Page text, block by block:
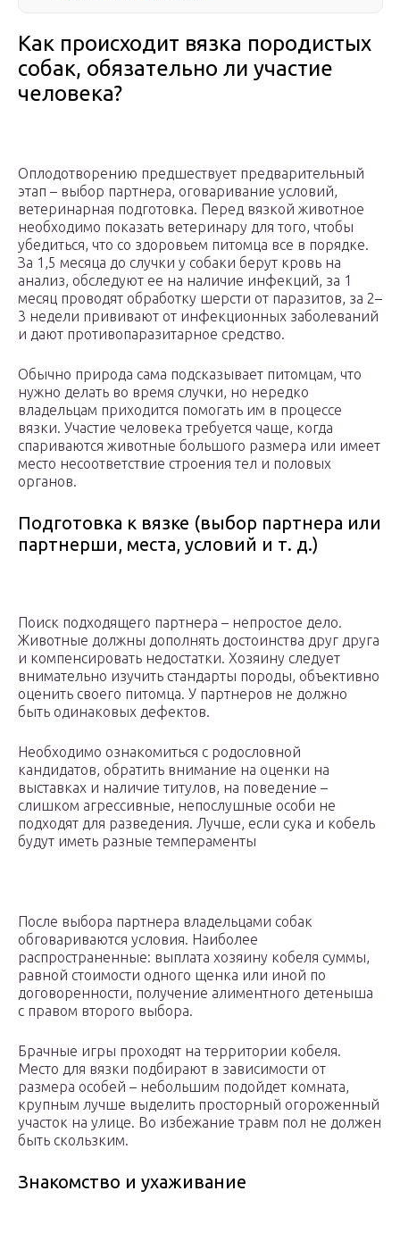
Как происходит вязка породистых
собак, обязательно ли участие
человека?
Оплодотворению предшествует предварительный
этап – выбор партнера, оговаривание условий,
ветеринарная подготовка. Перед вязкой животное
необходимо показать ветеринару для того, чтобы
убедиться, что со здоровьем питомца все в порядке.
За 1,5 месяца до случки у собаки берут кровь на
анализ, обследуют ее на наличие инфекций, за 1
месяц проводят обработку шерсти от паразитов, за 2–
3 недели прививают от инфекционных заболеваний
и дают противопаразитарное средство.
Обычно природа сама подсказывает питомцам, что
нужно делать во время случки, но нередко
владельцам приходится помогать им в процессе
вязки. Участие человека требуется чаще, когда
спариваются животные большого размера или имеет
место несоответствие строения тел и половых
органов.
Подготовка к вязке (выбор партнера или
партнерши, места, условий и т. д.)
Поиск подходящего партнера – непростое дело.
Животные должны дополнять достоинства друг друга
и компенсировать недостатки. Хозяину следует
внимательно изучить стандарты породы, объективно
оценить своего питомца. У партнеров не должно
быть одинаковых дефектов.
Необходимо ознакомиться с родословной
кандидатов, обратить внимание на оценки на
выставках и наличие титулов, на поведение –
слишком агрессивные, непослушные особи не
подходят для разведения. Лучше, если сука и кобель
будут иметь разные темпераменты
После выбора партнера владельцами собак
обговариваются условия. Наиболее
распространенные: выплата хозяину кобеля суммы,
равной стоимости одного щенка или иной по
договоренности, получение алиментного детеныша
с правом второго выбора.
Брачные игры проходят на территории кобеля.
Место для вязки подбирают в зависимости от
размера особей – небольшим подойдет комната,
крупным лучше выделить просторный огороженный
участок на улице. Во избежание травм пол не должен
быть скользким.
Знакомство и ухаживание